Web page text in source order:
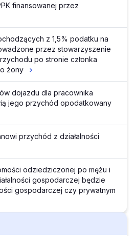
finansowanej przez
z 1,5% podatku na
przez stowarzyszenie
po stronie członka
żony
dojazdu dla pracownika
jego przychód opodatkowany
przychód z działalności
odziedziczonej po mężu i
gospodarczej będzie
gospodarczej czy prywatnym